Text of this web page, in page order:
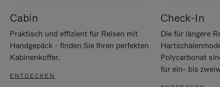
Cabin
Praktisch und effizient für Reisen mit
Handgepäck - finden Sie Ihren perfekten
Kabinenkoffer.
ENTDECKEN
Check-In
Die für längere
Polycarbonat
für ein- bis